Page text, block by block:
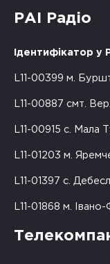
РАІ Радіо
Ідентифікатор у
L11-00399 м.
L11-00887 смт.
L11-00915 с. Мала
L11-01203 м.
L11-01397 с.
L11-01868 м.